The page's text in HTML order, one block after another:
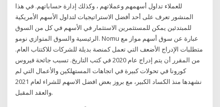
للعملاء تداول أسهمهم وعملاتهم ، وكذلك إدارة حساباتهم. في هذا
المنشور تعرف على أحد أفضل الاستراتيجيات لتداول الأسهم الأمريكية
للمبتدئين يمكن للمستثمرين الاستثمار في الأسهم في كل من السوق
الرئيسية والسوق المتوازي نومو. Nomu عبارة عن سوق أسهم مواز مع
متطلبات الإدراج الأضعف التي تعمل كمنصة بديلة للشركات للاكتتاب العام.
من المقرر أن يتم إدراج عام 2020 في كتب التاريخ. تسبب جائحة فيروس
كورونا في تحولات كبيرة في اتجاهات المستهلكين والأعمال التي لم
نشهدها منذ الكساد الكبير، مع بروز بعض افضل الاسهم للشراء لعام 2021
والعقد المقبل.